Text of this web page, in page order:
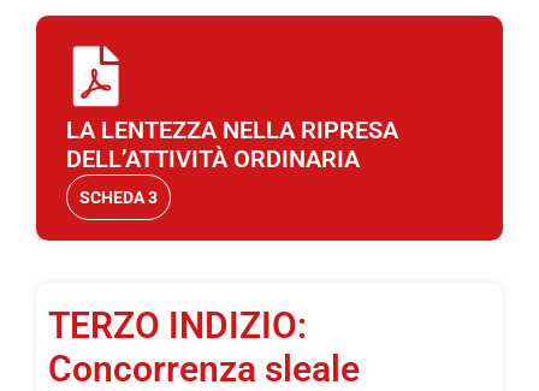
LA LENTEZZA NELLA RIPRESA
DELL’ATTIVITÀ ORDINARIA
SCHEDA 3
TERZO INDIZIO:
Concorrenza sleale